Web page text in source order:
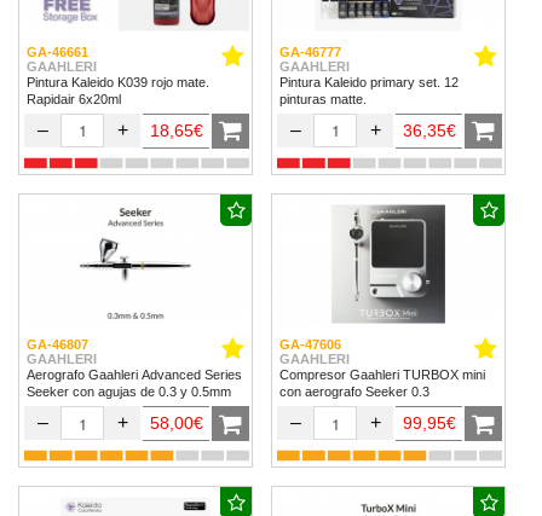
GA-46661
GAAHLERI
Pintura Kaleido K039 rojo mate.
Rapidair 6x20ml
– + 18,65€
GA-46777
GAAHLERI
Pintura Kaleido primary set. 12
pinturas matte.
– + 36,35€
GA-46807
GAAHLERI
Aerografo Gaahleri Advanced Series
Seeker con agujas de 0.3 y 0.5mm
– + 58,00€
GA-47606
GAAHLERI
Compresor Gaahleri TURBOX mini
con aerografo Seeker 0.3
– + 99,95€